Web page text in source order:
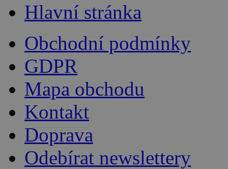
Hlavní stránka
Obchodní podmínky
GDPR
Mapa obchodu
Kontakt
Doprava
Odebírat newslettery